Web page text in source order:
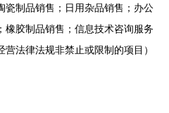
瓷制品销售；日用杂品销售；办公
橡胶制品销售；信息技术咨询服务
营法律法规非禁止或限制的项目）